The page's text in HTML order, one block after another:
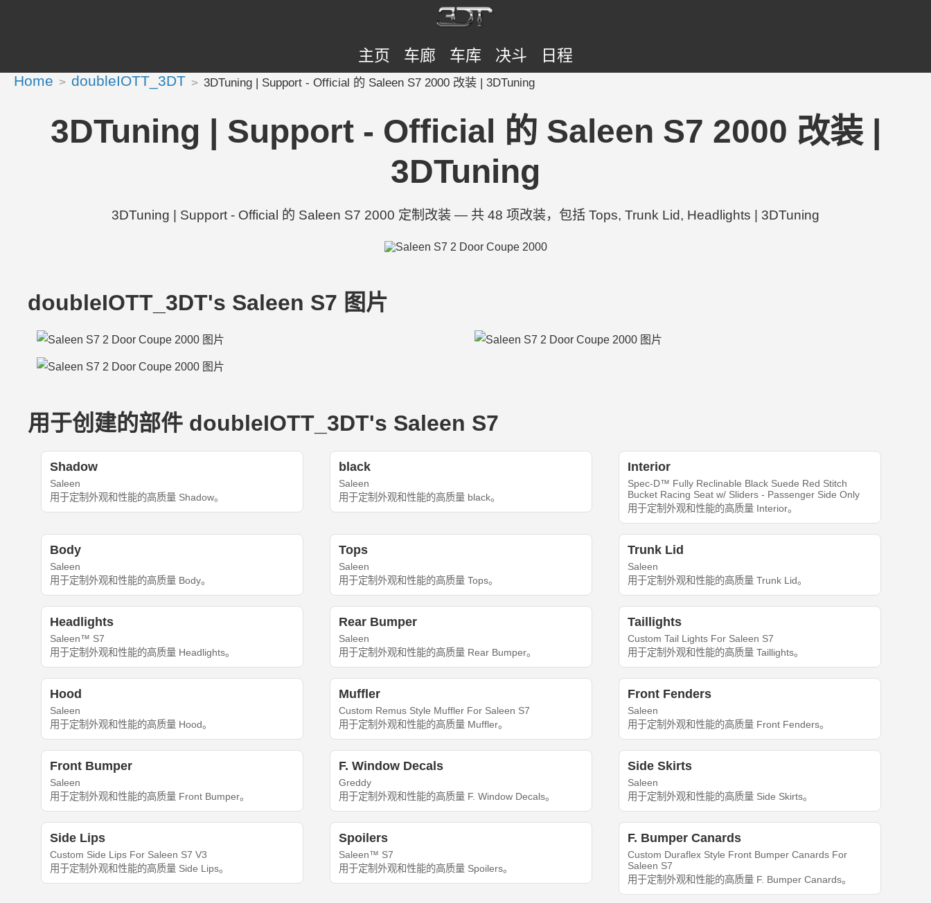
主页 车廊 车库 决斗 日程
Home doubleIOTT_3DT 3DTuning | Support - Official 的 Saleen S7 2000 改装 | 3DTuning
3DTuning | Support - Official 的 Saleen S7 2000 改装 |
3DTuning
3DTuning | Support - Official 的 Saleen S7 2000 定制改装 — 共 48 项改装，包括 Tops, Trunk Lid, Headlights | 3DTuning
doubleIOTT_3DT's Saleen S7 图片
用于创建的部件 doubleIOTT_3DT's Saleen S7
Shadow
Saleen
用于定制外观和性能的高质量 Shadow。
black
Saleen
用于定制外观和性能的高质量 black。
Interior
Spec-D™ Fully Reclinable Black Suede Red Stitch
Bucket Racing Seat w/ Sliders - Passenger Side Only
用于定制外观和性能的高质量 Interior。
Body
Saleen
用于定制外观和性能的高质量 Body。
Tops
Saleen
用于定制外观和性能的高质量 Tops。
Trunk Lid
Saleen
用于定制外观和性能的高质量 Trunk Lid。
Headlights
Saleen™ S7
用于定制外观和性能的高质量 Headlights。
Rear Bumper
Saleen
用于定制外观和性能的高质量 Rear Bumper。
Taillights
Custom Tail Lights For Saleen S7
用于定制外观和性能的高质量 Taillights。
Hood
Saleen
用于定制外观和性能的高质量 Hood。
Muffler
Custom Remus Style Muffler For Saleen S7
用于定制外观和性能的高质量 Muffler。
Front Fenders
Saleen
用于定制外观和性能的高质量 Front Fenders。
Front Bumper
Saleen
用于定制外观和性能的高质量 Front Bumper。
F. Window Decals
Greddy
用于定制外观和性能的高质量 F. Window Decals。
Side Skirts
Saleen
用于定制外观和性能的高质量 Side Skirts。
Side Lips
Custom Side Lips For Saleen S7 V3
用于定制外观和性能的高质量 Side Lips。
Spoilers
Saleen™ S7
用于定制外观和性能的高质量 Spoilers。
F. Bumper Canards
Custom Duraflex Style Front Bumper Canards For
Saleen S7
用于定制外观和性能的高质量 F. Bumper Canards。